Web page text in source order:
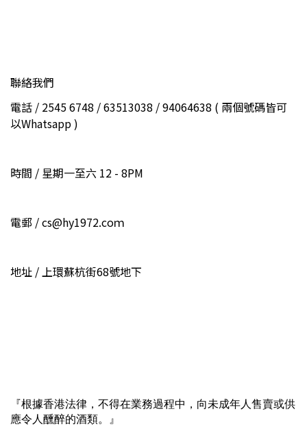
聯絡我們
電話 / 2545 6748 / 63513038 / 94064638 ( 兩個號碼皆可
以Whatsapp )
時間 / 星期一至六 12 - 8PM
電郵 / cs@hy1972.coｍ
地址 / 上環蘇杭街68號地下
『根據香港法律，不得在業務過程中，向未成年人售賣或供
應令人醺醉的酒類。』